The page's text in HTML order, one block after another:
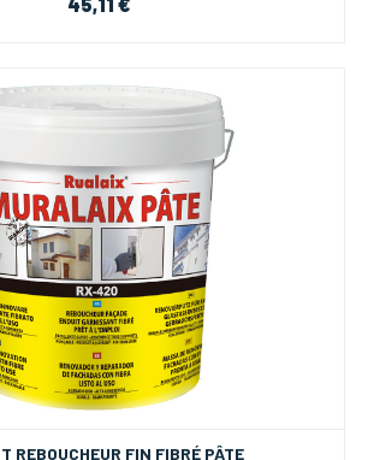
REBOUCHEUR FIN FIBRÉ PÂTE